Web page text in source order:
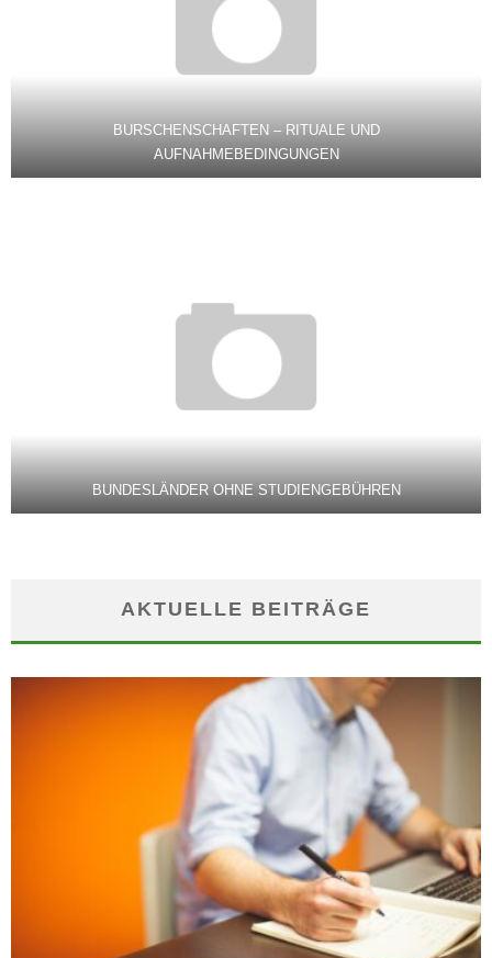
BURSCHENSCHAFTEN – RITUALE UND
AUFNAHMEBEDINGUNGEN
BUNDESLÄNDER OHNE STUDIENGEBÜHREN
AKTUELLE BEITRÄGE